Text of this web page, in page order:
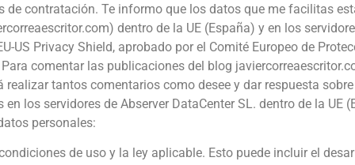
de contratación. Te informo que los datos que me facilitas
dentro de la UE (España) y en los
US Privacy Shield, aprobado por el Comité Europeo de
comentar las publicaciones del blog
realizar tantos comentarios como desee y dar respuesta
los servidores de Abserver DataCenter SL. dentro de la UE
personales:
de uso y la ley aplicable. Esto puede incluir el